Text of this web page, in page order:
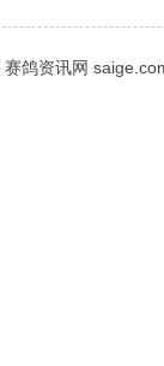
赛鸽资讯网